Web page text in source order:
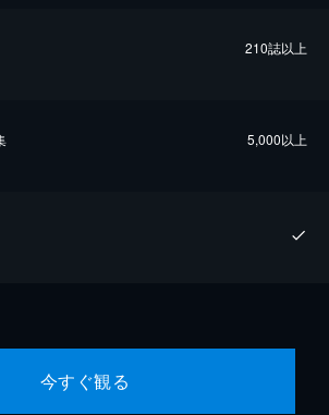
210誌以上
5,000以上
今すぐ観る